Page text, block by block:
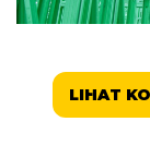
LIHAT